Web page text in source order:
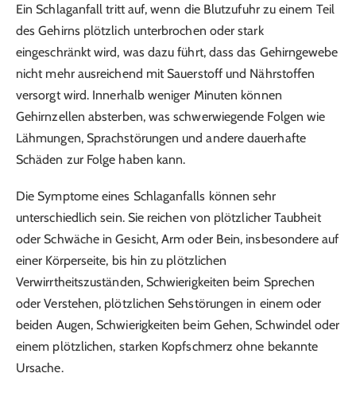
Ein Schlaganfall tritt auf, wenn die Blutzufuhr zu einem Teil
des Gehirns plötzlich unterbrochen oder stark
eingeschränkt wird, was dazu führt, dass das Gehirngewebe
nicht mehr ausreichend mit Sauerstoff und Nährstoffen
versorgt wird. Innerhalb weniger Minuten können
Gehirnzellen absterben, was schwerwiegende Folgen wie
Lähmungen, Sprachstörungen und andere dauerhafte
Schäden zur Folge haben kann.
Die Symptome eines Schlaganfalls können sehr
unterschiedlich sein. Sie reichen von plötzlicher Taubheit
oder Schwäche in Gesicht, Arm oder Bein, insbesondere auf
einer Körperseite, bis hin zu plötzlichen
Verwirrtheitszuständen, Schwierigkeiten beim Sprechen
oder Verstehen, plötzlichen Sehstörungen in einem oder
beiden Augen, Schwierigkeiten beim Gehen, Schwindel oder
einem plötzlichen, starken Kopfschmerz ohne bekannte
Ursache.